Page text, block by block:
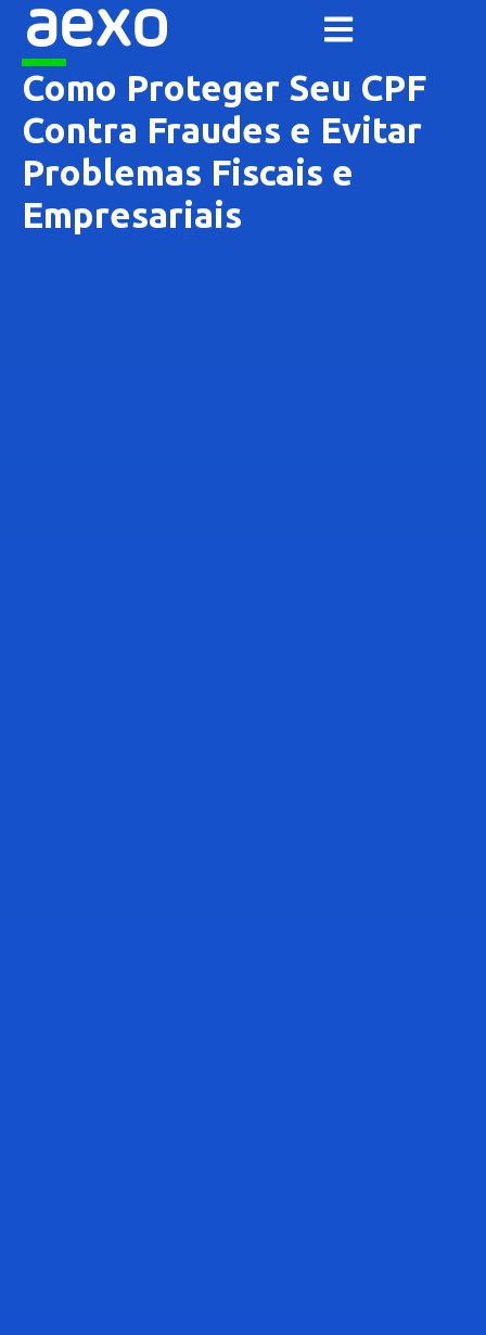
Como Proteger Seu CPF
Contra Fraudes e Evitar
Problemas Fiscais e
Empresariais